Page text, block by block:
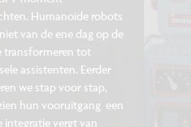
Humanoïde robots
van de ene dag op de
transformeren tot
assistenten. Eerder
we stap voor stap,
hun vooruitgang een
integratie vergt van